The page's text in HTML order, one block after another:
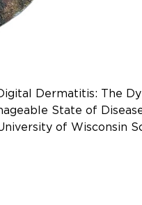
Dermatitis: The
State of
of Wisconsin